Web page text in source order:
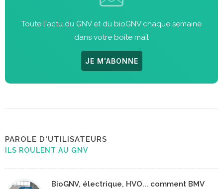
Toute l'actu du GNV et du bioGNV chaque semaine
dans votre boite mail
JE M'ABONNE
PAROLE D'UTILISATEURS
ILS ROULENT AU GNV
BioGNV, électrique, HVO... comment BMV